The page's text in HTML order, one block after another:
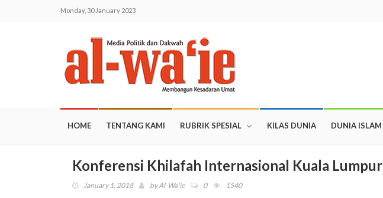
Monday, 30 January 2023
HOME TENTANG KAMI RUBRIK SPESIAL KILAS DUNIA DUNIA ISLAM
Konferensi Khilafah Internasional Kuala Lumpur
January 1, 2018 byAl-Wa'ie 0 1540